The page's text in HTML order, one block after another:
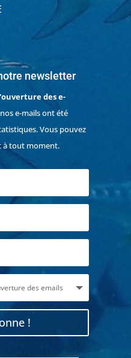
newsletter
des e-
e-mails ont été
Vous pouvez
à tout moment.
!